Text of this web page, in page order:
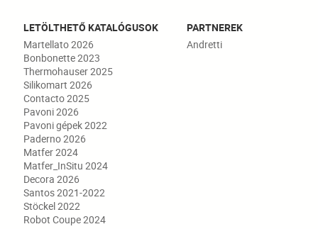
LETÖLTHETŐ KATALÓGUSOK
Martellato 2026
Bonbonette 2023
Thermohauser 2025
Silikomart 2026
Contacto 2025
Pavoni 2026
Pavoni gépek 2022
Paderno 2026
Matfer 2024
Matfer_InSitu 2024
Decora 2026
Santos 2021-2022
Stöckel 2022
Robot Coupe 2024
PARTNEREK
Andretti